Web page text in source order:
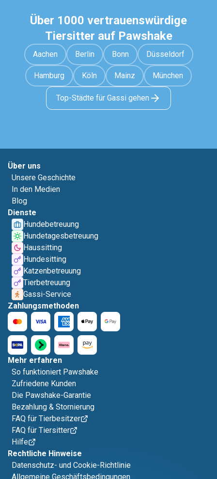
Über 1000 vertrauenswürdige
Tiersitter auf Pawshake
Aachen Berlin Bonn Düsseldorf
Hamburg Köln Mainz München
Top-Städte für Gassi gehen
Über uns
Unsere Geschichte
In den Medien
Blog
Dienste
Hundebetreuung
Hundetagesbetreuung
Haussitting
Hundesitting
Katzenbetreuung
Tierbetreuung
Gassi-Service
Zahlungsmethoden
Mehr erfahren
So funktioniert Pawshake
Zufriedene Kunden
Die Pawshake-Garantie
Bezahlung & Stornierung
FAQ für Tierbesitzer
FAQ für Tiersitter
Hilfe
Rechtliche Hinweise
Datenschutz- und Cookie-Richtlinie
Allgemeine Geschäftsbedingungen